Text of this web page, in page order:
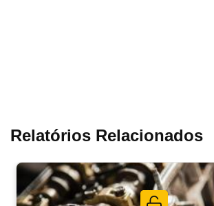
Relatórios Relacionados